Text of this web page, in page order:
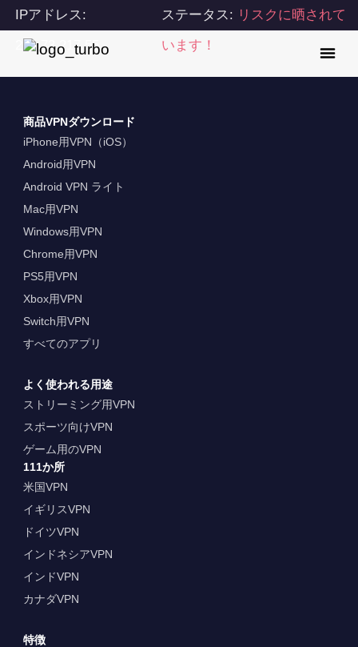
IPアドレス:
216.73.217.55
ステータス: リスクに晒されて
います！
商品VPNダウンロード
iPhone用VPN（iOS）
Android用VPN
Android VPN ライト
Mac用VPN
Windows用VPN
Chrome用VPN
PS5用VPN
Xbox用VPN
Switch用VPN
すべてのアプリ
よく使われる用途
ストリーミング用VPN
スポーツ向けVPN
ゲーム用のVPN
111か所
米国VPN
イギリスVPN
ドイツVPN
インドネシアVPN
インドVPN
カナダVPN
特徴